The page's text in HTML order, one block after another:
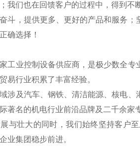
我们也在回馈客户的过程中，得到不
斗，提供更多、更好的产品和服务
确选择！
家工业控制设备供应商，是极少数全
易行业积累了丰富经验。
涉及汽车、钢铁、清洁能源、核电、
著名的机电行业前沿品牌及二千余家
与壮大的同时，我们始终坚持客户
业集团稳步前进。